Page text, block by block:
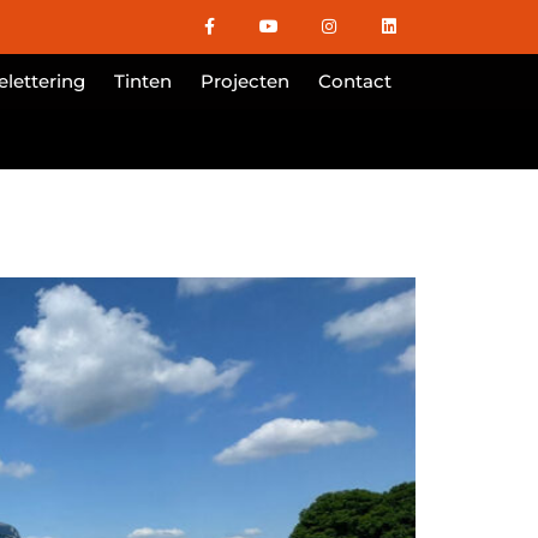
Tinten Projecten Contact